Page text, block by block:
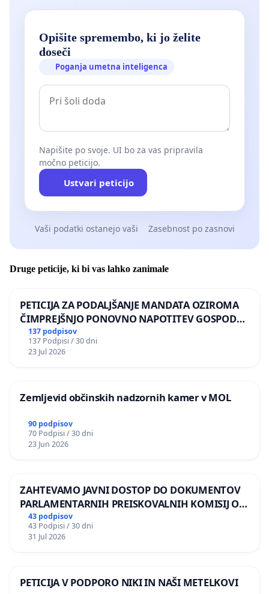
Opišite spremembo, ki jo želite
doseči
Poganja umetna inteligenca
Napišite po svoje. UI bo za vas pripravila
močno peticijo.
Ustvari peticijo
Vaši podatki ostanejo vaši Zasebnost po zasnovi
Druge peticije, ki bi vas lahko zanimale
PETICIJA ZA PODALJŠANJE MANDATA OZIROMA
ČIMPREJŠNJO PONOVNO NAPOTITEV GOSPODA
BERNARDA ŠRAJNERJA NA VELEPOSLANIŠTVO
REPUBLIKE SLOVENIJE V MOSKVI
137 podpisov
137 Podpisi / 30 dni
23 Jul 2026
Zemljevid občinskih nadzornih kamer v MOL
90 podpisov
70 Podpisi / 30 dni
23 Jun 2026
ZAHTEVAMO JAVNI DOSTOP DO DOKUMENTOV
PARLAMENTARNIH PREISKOVALNIH KOMISIJ O
ILEGALNI TRGOVINI Z OROŽJEM
43 podpisov
43 Podpisi / 30 dni
31 Jul 2026
PETICIJA V PODPORO NIKI IN NAŠI METELKOVI